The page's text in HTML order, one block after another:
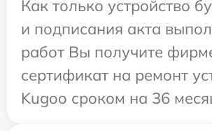
Как только устройство
и подписания акта
работ Вы получите
сертификат на ремонт
Kugoo сроком на 36